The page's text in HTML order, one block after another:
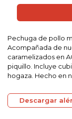
Pechuga de pollo
Acompañada de
caramelizados en
piquillo. Incluye
hogaza. Hecho en
Descargar